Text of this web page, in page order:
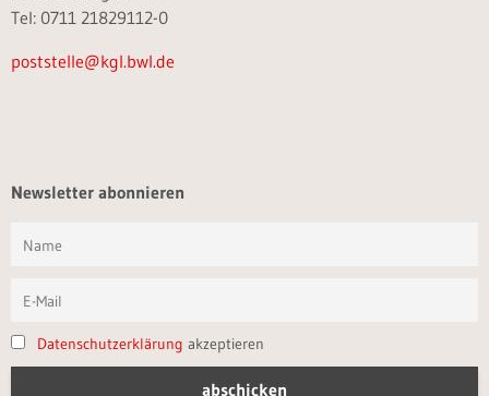
Tel: 0711 21829112-0
poststelle@kgl.bwl.de
Newsletter abonnieren
Datenschutzerklärung akzeptieren